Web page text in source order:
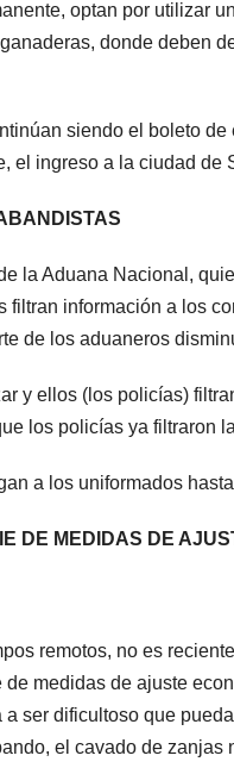
optan por utilizar
donde deben
siendo el boleto
el ingreso a la ciudad de
la Aduana Nacional,
filtran información a los
de los aduaneros
y ellos (los policías)
los policías ya filtraron
a los uniformados
DE MEDIDAS DE
remotos, no es
medidas de ajuste
ser dificultoso que
el cavado de zanjas